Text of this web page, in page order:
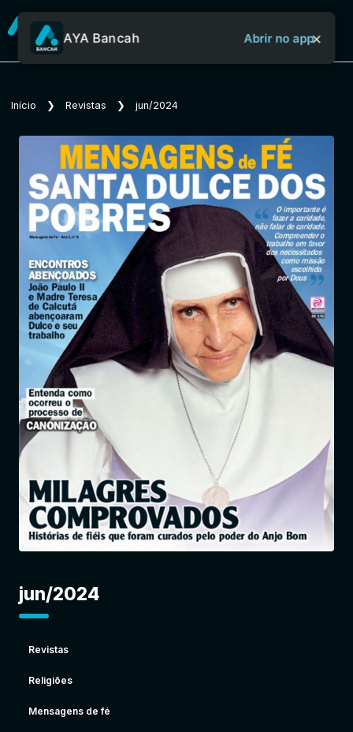
Sobre o Aya Bancah
Início
Revistas
Jornais
Notícias
Entrar
AYA Bancah Abrir no app×
Início ❯ Revistas ❯ jun/2024
jun/2024
Revistas
Religiões
Mensagens de fé